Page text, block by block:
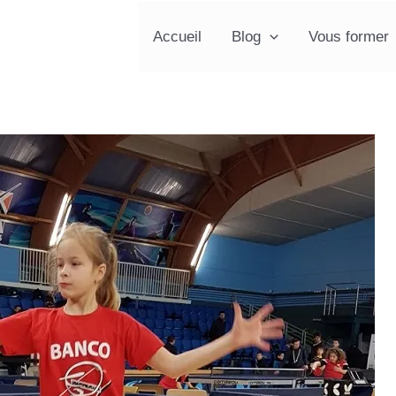
Accueil Blog Vous former